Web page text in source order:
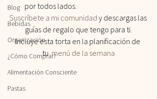
Blog
Bebidas
Organización
¿Cómo Comprar?
Alimentación Consciente
Pastas
por todos lados.
Suscríbete a mi comunidad y descargas las
guías de regalo que tengo para ti.
Incluye esta torta en la planificación de
tu menú de la semana